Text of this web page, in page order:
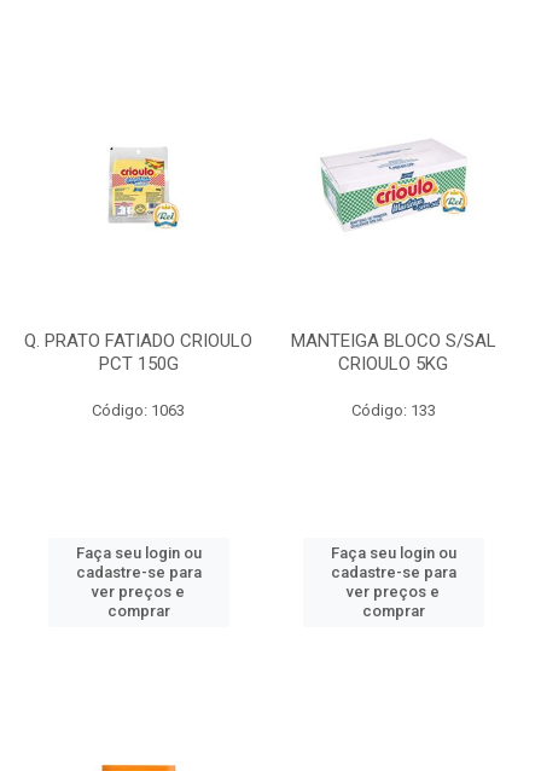
Q. PRATO FATIADO CRIOULO
PCT 150G
Código: 1063
Faça seu login ou
cadastre-se para
ver preços e
comprar
MANTEIGA BLOCO S/SAL
CRIOULO 5KG
Código: 133
Faça seu login ou
cadastre-se para
ver preços e
comprar